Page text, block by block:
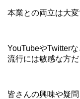
本業との両立は大
YouTubeやTwitter
流行には敏感な方だ
皆さんの興味や疑